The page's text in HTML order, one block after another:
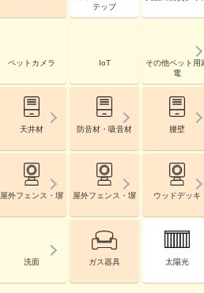
テップ
ペットカメラ IoT
その他ペット用
電
天井材 防音材・吸音材 腰壁
屋外フェンス・塀 屋外フェンス・塀 ウッドデッキ
洗面 ガス器具 太陽光